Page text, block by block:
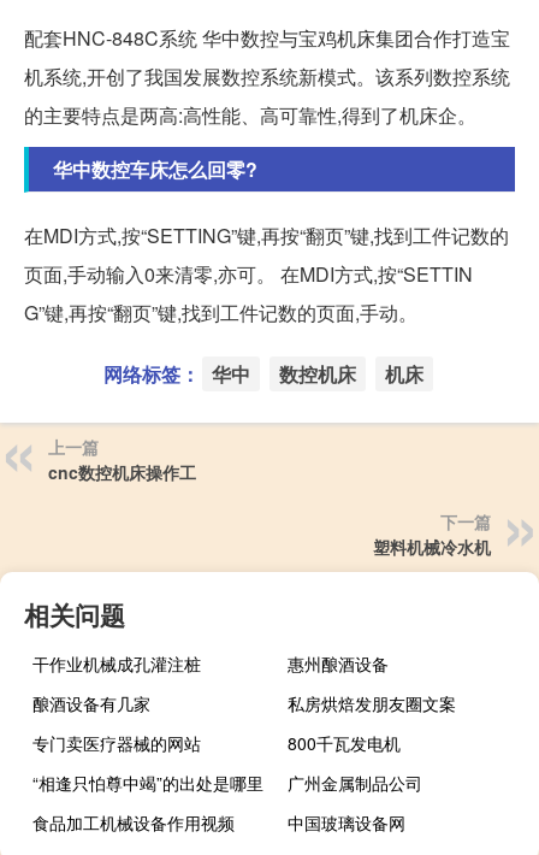
配套HNC-848C系统 华中数控与宝鸡机床集团合作打造宝
机系统,开创了我国发展数控系统新模式。该系列数控系统
的主要特点是两高:高性能、高可靠性,得到了机床企。
华中数控车床怎么回零?
在MDI方式,按“SETTING”键,再按“翻页”键,找到工件记数的
页面,手动输入0来清零,亦可。 在MDI方式,按“SETTIN
G”键,再按“翻页”键,找到工件记数的页面,手动。
网络标签： 华中 数控机床 机床
上一篇
cnc数控机床操作工
下一篇
塑料机械冷水机
相关问题
干作业机械成孔灌注桩
惠州酿酒设备
酿酒设备有几家
私房烘焙发朋友圈文案
专门卖医疗器械的网站
800千瓦发电机
“相逢只怕尊中竭”的出处是哪里
广州金属制品公司
食品加工机械设备作用视频
中国玻璃设备网